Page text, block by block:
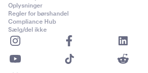
Oplysninger
Regler for børshandel
Compliance Hub
Sælg/del ikke